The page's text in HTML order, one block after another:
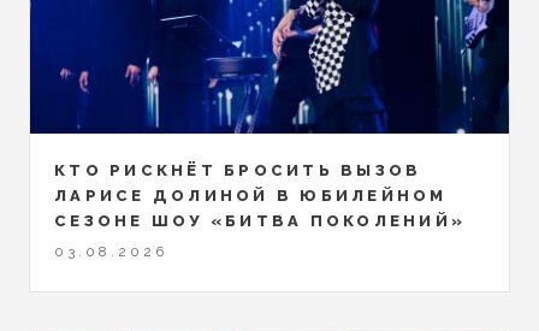
КТО РИСКНЁТ БРОСИТЬ ВЫЗОВ
ЛАРИСЕ ДОЛИНОЙ В ЮБИЛЕЙНОМ
СЕЗОНЕ ШОУ «БИТВА ПОКОЛЕНИЙ»
03.08.2026